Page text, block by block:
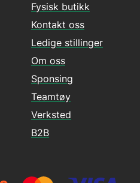
Fysisk butikk
Kontakt oss
Ledige stillinger
Om oss
Sponsing
Teamtøy
Verksted
B2B